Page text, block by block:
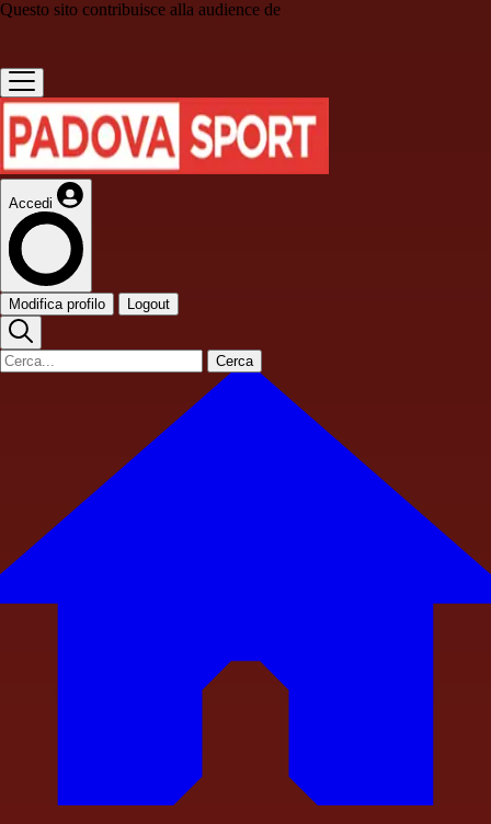
Questo sito contribuisce alla audience de
Accedi
Modifica profilo Logout
Cerca